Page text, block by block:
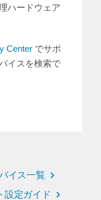
ハードウェア
Center でサポ
イスを検索で
イス一覧
設定ガイド